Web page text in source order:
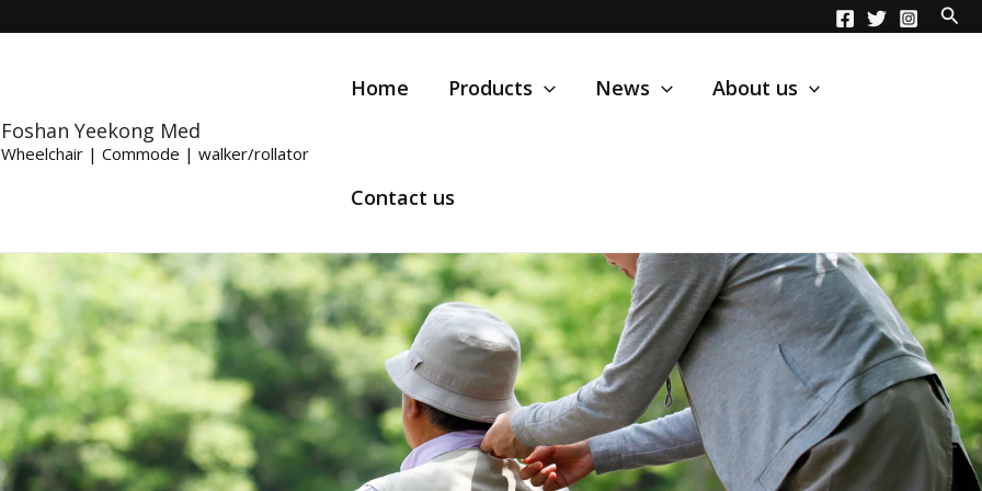
Foshan Yeekong Med
Wheelchair | Commode | walker/rollator
Home Products News About us
Contact us